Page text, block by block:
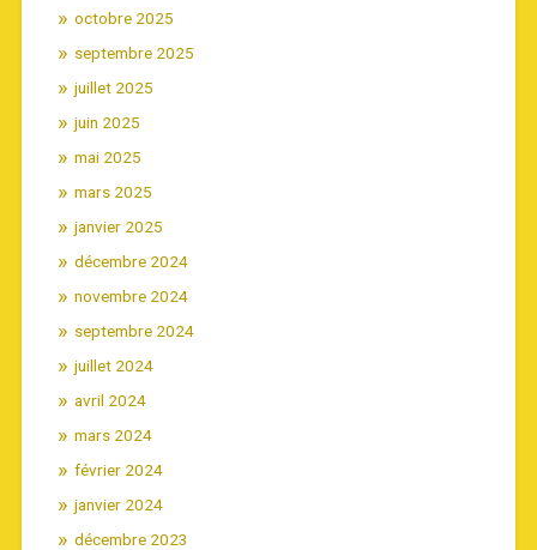
octobre 2025
septembre 2025
juillet 2025
juin 2025
mai 2025
mars 2025
janvier 2025
décembre 2024
novembre 2024
septembre 2024
juillet 2024
avril 2024
mars 2024
février 2024
janvier 2024
décembre 2023